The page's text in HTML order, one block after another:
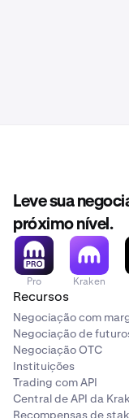
Leve sua
próximo nível.
Pro Kraken
Recursos
Negociação com
Negociação de
Negociação OTC
Instituições
Trading com API
Central de API da
Recompensas de